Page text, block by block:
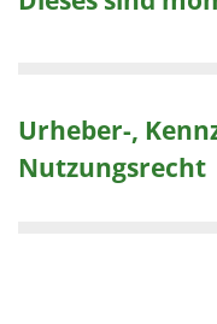
Urheber-,
Nutzungsrecht